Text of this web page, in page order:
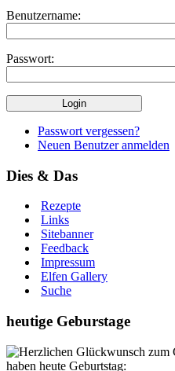
Benutzername:
Passwort:
Passwort vergessen?
Neuen Benutzer anmelden
Dies & Das
Rezepte
Links
Sitebanner
Feedback
Impressum
Elfen Gallery
Suche
heutige Geburstage
haben heute Geburtstag: